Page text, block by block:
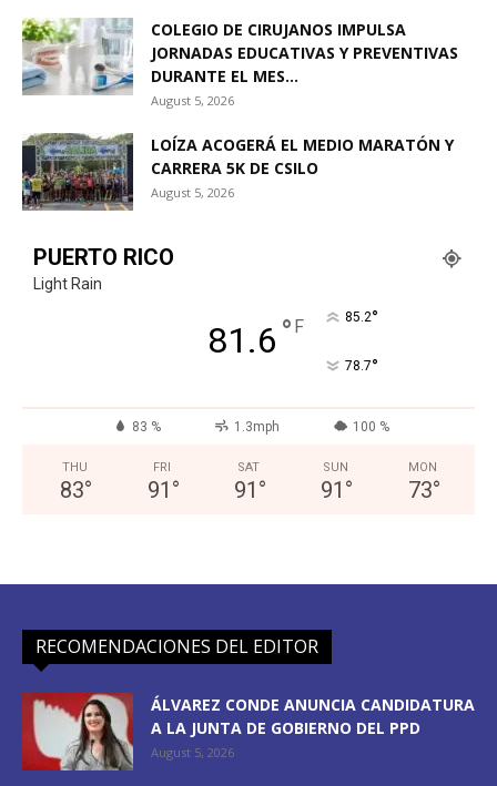
COLEGIO DE CIRUJANOS IMPULSA
JORNADAS EDUCATIVAS Y PREVENTIVAS
DURANTE EL MES...
August 5, 2026
LOÍZA ACOGERÁ EL MEDIO MARATÓN Y
CARRERA 5K DE CSILO
August 5, 2026
PUERTO RICO
Light Rain
81.6 ° F 85.2°
78.7°
83 % 1.3mph 100 %
THU
83°
FRI
91 °
SAT
91 °
SUN
91 °
MON
73°
RECOMENDACIONES DEL EDITOR
ÁLVAREZ CONDE ANUNCIA CANDIDATURA
A LA JUNTA DE GOBIERNO DEL PPD
August 5, 2026